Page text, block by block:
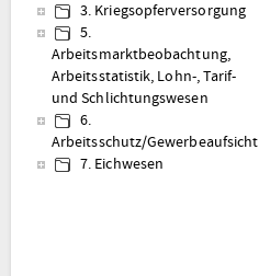
3. Kriegsopferversorgung
5.
Arbeitsmarktbeobachtung,
Arbeitsstatistik, Lohn-, Tarif-
und Schlichtungswesen
6.
Arbeitsschutz/Gewerbeaufsicht
7. Eichwesen